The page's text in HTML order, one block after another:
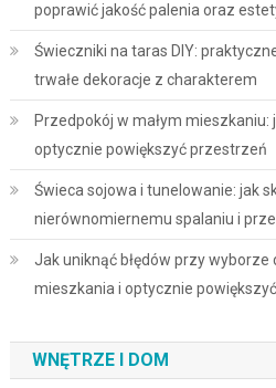
poprawić jakość palenia oraz
Świeczniki na taras DIY:
trwałe dekoracje z charakterem
Przedpokój w małym
optycznie powiększyć przestrzeń
Świeca sojowa i tunelowanie: jak
nierównomiernemu spalaniu i
Jak uniknąć błędów przy wyborze
mieszkania i optycznie
WNĘTRZE I DOM